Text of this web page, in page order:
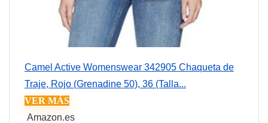
Camel Active Womenswear 342905 Chaqueta de
Traje, Rojo (Grenadine 50), 36 (Talla...
VER MÁS
Amazon.es